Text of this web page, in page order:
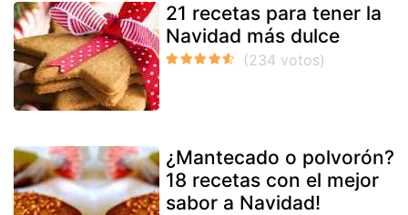
21 recetas para tener la
Navidad más dulce
¿Mantecado o polvorón?
18 recetas con el mejor
sabor a Navidad!